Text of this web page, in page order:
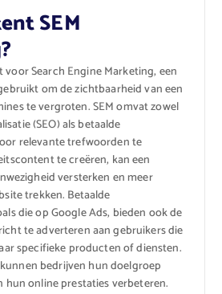
SEM
voor Search Engine Marketing, een
om de zichtbaarheid van een
te vergroten. SEM omvat zowel
(SEO) als betaalde
relevante trefwoorden te
te creëren, kan een
versterken en meer
trekken. Betaalde
die op Google Ads, bieden ook de
te adverteren aan gebruikers die
specifieke producten of diensten.
bedrijven hun doelgroep
hun online prestaties verbeteren.